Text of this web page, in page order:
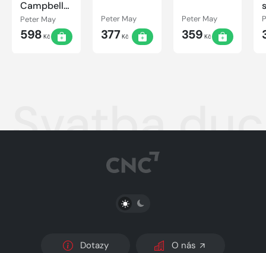
Campbellová
& Li #1
Peter May
598 Kč
Peter May
377Kč
Peter May
359 Kč
Svatba
PŘEPNOUT SVĚTLÝ/TMAVÝ REŽIM
Dotazy O nás